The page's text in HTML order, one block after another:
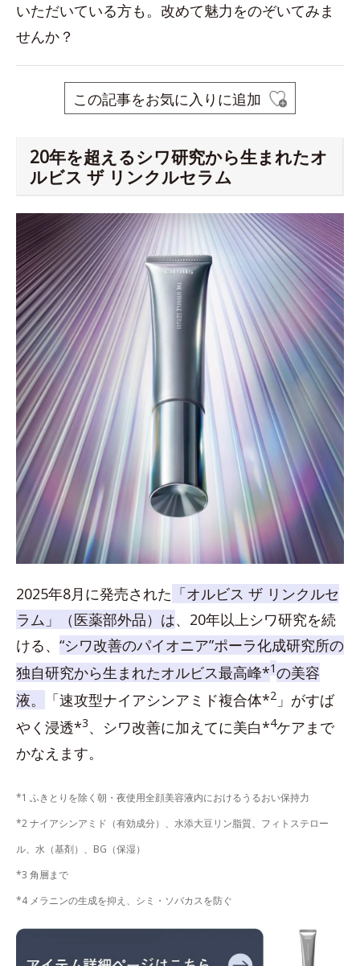
いただいている方も。改めて魅力をのぞいてみま
せんか？
この記事をお気に入りに追加
20年を超えるシワ研究から生まれたオ
ルビス ザ リンクルセラム
2025年8月に発売された 「オルビス ザ リンクルセ
ラム」（医薬部外品）は、20年以上シワ研究を続
ける、 “シワ改善のパイオニア”ポーラ化成研究所の
独自研究から生まれたオルビス最高峰*1の美容
液。
「速攻型ナイアシンアミド複合体*2 」がすば
やく浸透*3、シワ改善に加えてに美白*4ケアまで
かなえます。
*1 ふきとりを除く朝・夜使用全顔美容液内におけるうるおい保持力
*2 ナイアシンアミド（有効成分）、水添大豆リン脂質、フィトステロー
ル、水（基剤）、BG（保湿）
*3 角層まで
*4 メラニンの生成を抑え、シミ・ソバカスを防ぐ